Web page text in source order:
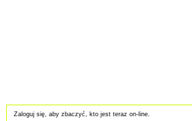
Zaloguj się, aby zbaczyć, kto jest teraz on-line.